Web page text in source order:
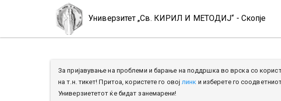
Универзитет „Св. КИРИЛ И МЕТОДИЈ“ - Скопје
За пријавување на проблеми и барање на поддршка во врска со
на т.н. тикет! Притоа, користете го овојлинк и изберете го
Универзиететот ќе бидат занемарени!